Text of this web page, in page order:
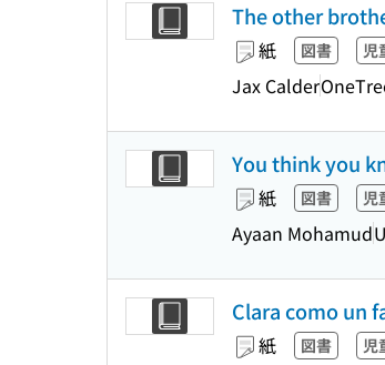
The other
紙 図書 児
Jax Calder
You think you
紙 図書 児
Ayaan Mohamud
Clara como un
紙 図書 児